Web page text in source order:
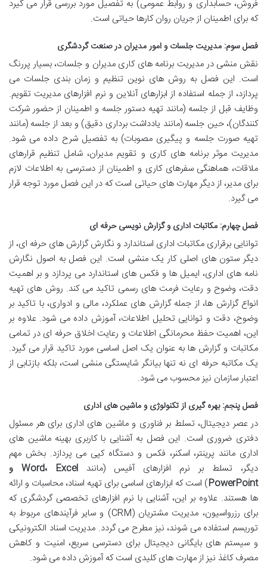
فروش، حسابداری و روابط عمومی) به تفصیل مورد بررسی قرار می گیرد
که برای اطمینان از جریان روان کارها حیاتی است.
فصل سوم: مدیریت جلسات و امور مدیران در صنعت گردشگری
نقش منشی در مدیریت برنامه های کاری مدیران و جلسات، بسیار پررنگ
است. این فصل به روش های نوین تنظیم و زمان بندی جلسات می
پردازد، از جمله استفاده از ابزارهای آنلاین و نرم افزارهای مدیریت تقویم.
وظایف قبل از جلسه (مانند تهیه دستور جلسه و اطمینان از حضور شرکت
کنندگان)، حین جلسه (مانند یادداشت برداری دقیق) و بعد از جلسه (مانند
تهیه صورت جلسه و پیگیری مصوبات) به تفصیل شرح داده می شود.
مدیریت موثر برنامه های کاری و تقویم مدیران، شامل تنظیم قرارهای
ملاقات، هماهنگی سفرهای کاری و اطمینان از دسترسی به اطلاعات لازم
برای مدیر، از دیگر مهارت های حیاتی است که در این فصل مورد توجه قرار
می گیرد.
فصل چهارم: مکاتبات اداری و گزارش نویسی حرفه ای
توانایی برقراری مکاتبات اداری استاندارد و نگارش گزارش های حرفه ای، از
دیگر ستون های اصلی کار یک منشی است. این فصل به اصول نگارش
نامه های اداری، ایمیل ها و فکس های استاندارد می پردازد و بر اهمیت
دقت، وضوح و رعایت فرمت های رسمی تاکید می کند. روش های تهیه
انواع گزارش ها، از جمله گزارش های عملکرد، مالی و ادواری، با تاکید بر
وضوح، دقت و توانایی تحلیل اطلاعات، آموزش داده می شود. علاوه بر
این، اهمیت حفظ محرمانگی اطلاعات و رعایت اخلاق حرفه ای در تمامی
مکاتبات و گزارش ها به عنوان یک اصل اساسی مورد تاکید قرار می گیرد.
یک مکاتبه حرفه ای نه تنها بیانگر شایستگی منشی است، بلکه بازتابی از
اعتبار سازمان نیز محسوب می شود.
فصل پنجم: بهره گیری از تکنولوژی و ماشین های اداری
در عصر دیجیتال، تسلط بر فناوری و ماشین های اداری برای هر مسئول
دفتری ضروری است. این فصل به آشنایی با کاربری بهینه ماشین های
اداری مانند پرینتر، اسکنر، فکس و دستگاه کپی می پردازد. بخش مهم
دیگر، تسلط بر نرم افزارهای آفیس (مانند
Word، Excel و
PowerPoint) است که ابزارهای اساسی برای تهیه اسناد، محاسبات و ارائه
ها هستند. علاوه بر این، آشنایی با نرم افزارهای تخصصی گردشگری که
برای رزرواسیون، مدیریت مشتریان (CRM) و سایر فرآیندهای مربوط به
توریسم استفاده می شوند، نیز مطرح می گردد. مدیریت اسناد الکترونیکی
و سیستم های بایگانی دیجیتال برای دسترسی سریع، امنیت و کاهش
مصرف کاغذ نیز از مهارت های کلیدی است که آموزش داده می شود.